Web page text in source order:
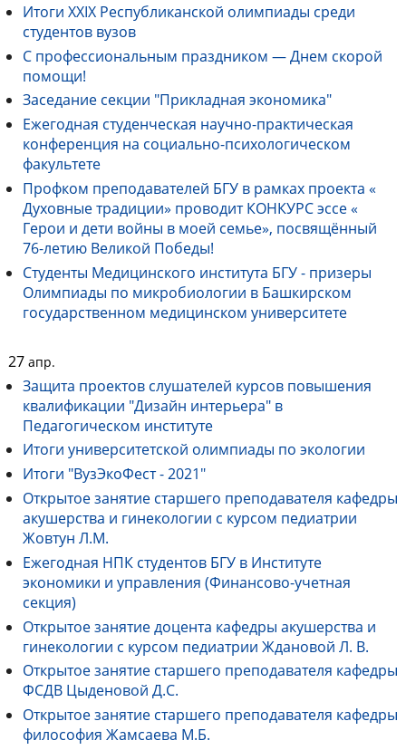
Итоги XXIX Республиканской олимпиады среди
студентов вузов
С профессиональным праздником — Днем скорой
помощи!
Заседание секции "Прикладная экономика"
Ежегодная студенческая научно-практическая
конференция на социально-психологическом
факультете
Профком преподавателей БГУ в рамках проекта «
Духовные традиции» проводит КОНКУРС эссе «
Герои и дети войны в моей семье», посвящённый
76-летию Великой Победы!
Студенты Медицинского института БГУ - призеры
Олимпиады по микробиологии в Башкирском
государственном медицинском университете
27 апр.
Защита проектов слушателей курсов повышения
квалификации "Дизайн интерьера" в
Педагогическом институте
Итоги университетской олимпиады по экологии
Итоги "ВузЭкоФест - 2021"
Открытое занятие старшего преподавателя кафедры
акушерства и гинекологии с курсом педиатрии
Жовтун Л.М.
Ежегодная НПК студентов БГУ в Институте
экономики и управления (Финансово-учетная
секция)
Открытое занятие доцента кафедры акушерства и
гинекологии с курсом педиатрии Ждановой Л. В.
Открытое занятие старшего преподавателя кафедры
ФСДВ Цыденовой Д.С.
Открытое занятие старшего преподавателя кафедры
философия Жамсаева М.Б.